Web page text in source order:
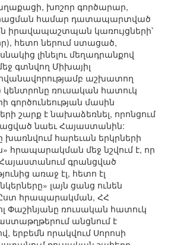
խոշոր գործարար,
համար դատապարտված
իրավապաշտպան կառույցների՝
հետո ներում ստացած,
լինելու մեղադրանքով
գտնվող Միխայիլ
աշխատող
կենտրոնը ռուսական հատուկ
գործունեության մասին
շարք է նախաձեռնել, որոնցում
նաեւ Հայաստանին:
խառնվում հարեւան երկրների
հրապարակման մեջ նշվում է, որ
գրանցված
առաջ էլ, հետո էլ
լայն ցանց ունեն
հրապարակման, ՀՀ
Փաշինյանը ռուսական հատուկ
անցնում է
երբեմն որակվում Սորոսի